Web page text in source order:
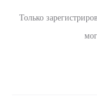
О
Только